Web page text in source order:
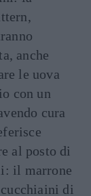
anche
le uova
con un
cura
al posto di
il marrone
di